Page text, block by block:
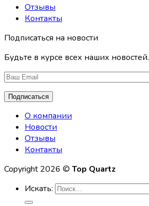
Отзывы
Контакты
Подписаться на новости
Будьте в курсе всех наших новостей.
О компании
Новости
Отзывы
Контакты
Copyright 2026 © Top Quartz
Искать: